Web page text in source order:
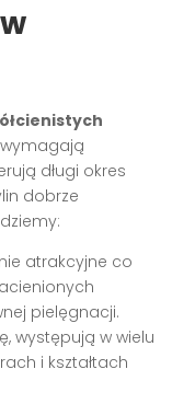
wymagają
długi okres
dobrze
atrakcyjne co
pielęgnacji.
występują w wielu
i kształtach